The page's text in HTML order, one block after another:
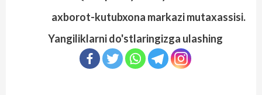
axborot-kutubxona markazi mutaxassisi.
Yangiliklarni do'stlaringizga ulashing